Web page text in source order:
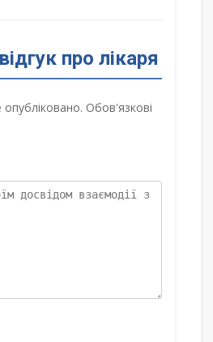
про лікаря
Обов'язкові